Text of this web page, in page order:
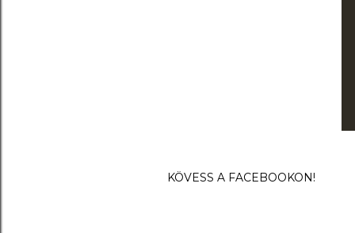
KÖVESS A FACEBOOKON!